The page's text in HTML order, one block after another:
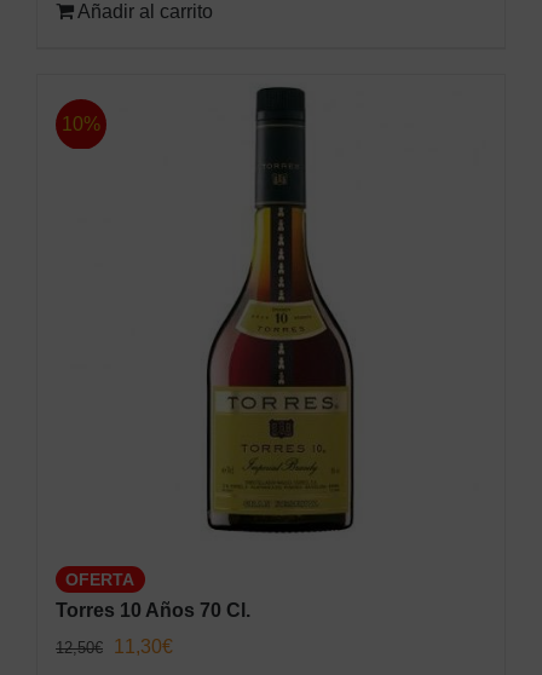
era:
es:
Añadir al carrito
10%
OFERTA
Torres 10 Años 70 Cl.
12,50€
El
11,30€